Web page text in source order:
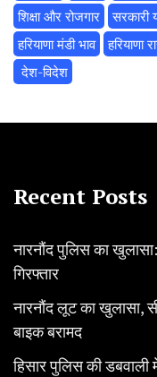
शिक्षा और रोजगार
सरकारी
हरियाणा मंडी भाव
हरियाणा
‌ देश-विदेश
Recent Posts
नारनौंद पुलिस का
गिरफ्तार
नारनौंद लूट का खुलासा,
बाइक बरामद
हिसार पुलिस की